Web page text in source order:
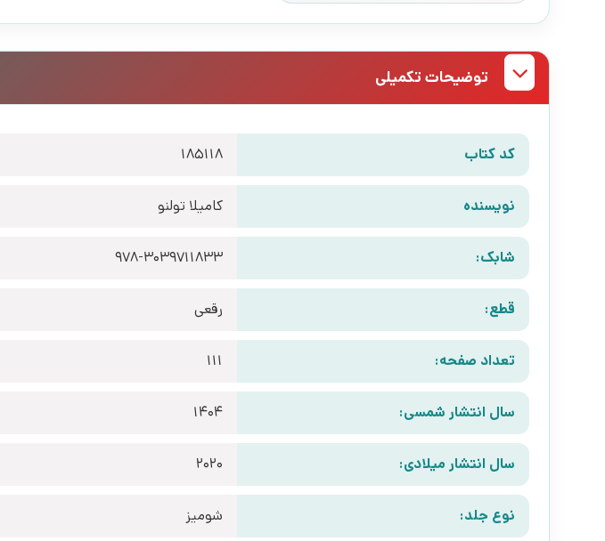
توضیحات تکمیلی
کد کتاب 185118
نویسنده کامیلا تولنو
شابک: 978-3039711833
قطع: رقعی
تعداد صفحه: 111
سال انتشار شمسی: 1404
سال انتشار میلادی: 2020
نوع جلد: شومیز